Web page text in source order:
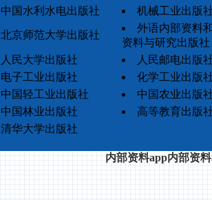
中国水利水电出版社
机械工业出版
北京师范大学出版社
外语内部资料
资料与研究出版社
人民大学出版社
人民邮电出版
电子工业出版社
化学工业出版
中国轻工业出版社
中国农业出版
中国林业出版社
高等教育出版
清华大学出版社
内部资料app内部资